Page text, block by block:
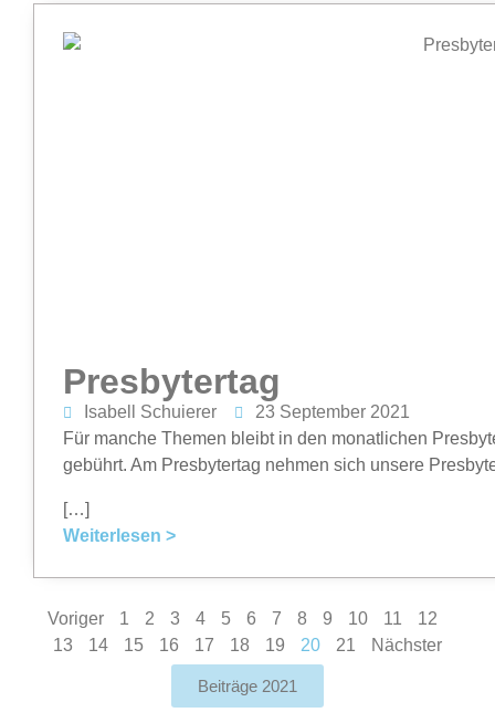
Presbytertag
Isabell Schuierer
23 September 2021
Für manche Themen bleibt in den monatlichen
gebührt. Am Presbytertag nehmen sich unsere
[…]
Weiterlesen >
Voriger 1 2 3 4 5 6 7 8 9 10 11
12
13
14 15 16 17 18 19 20 21 Nächster
Beiträge 2021